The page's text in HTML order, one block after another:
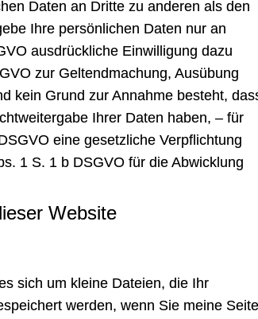
Daten an Dritte zu anderen als den
Ihre persönlichen Daten nur an
ausdrückliche Einwilligung dazu
zur Geltendmachung, Ausübung
kein Grund zur Annahme besteht,
Ihrer Daten haben, – für
eine gesetzliche Verpflichtung
1 S. 1 b DSGVO für die Abwicklung
Website
sich um kleine Dateien, die Ihr
werden, wenn Sie meine Seite